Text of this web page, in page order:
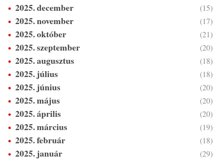
2025. december (15)
2025. november (17)
2025. október (21)
2025. szeptember (20)
2025. augusztus (18)
2025. július (18)
2025. június (20)
2025. május (20)
2025. április (20)
2025. március (19)
2025. február (18)
2025. január (29)